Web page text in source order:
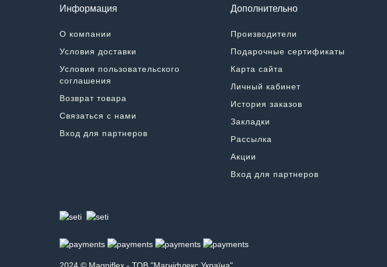
Информация
О компании
Условия доставки
Условия пользовательского
соглашения
Возврат товара
Связаться с нами
Вход для партнеров
Дополнительно
Производители
Подарочные сертификаты
Карта сайта
Личный кабинет
История заказов
Закладки
Рассылка
Акции
Вход для партнеров
2024 © Magniflex - ТОВ "Магніфлекс Україна"